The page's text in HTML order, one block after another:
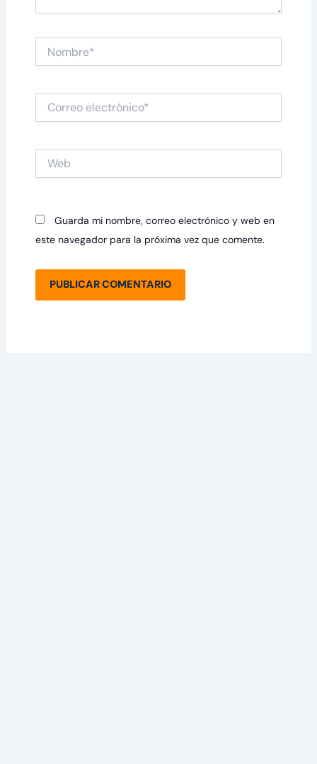
Correo
electrónico*
Guarda mi nombre, correo electrónico y web en
este navegador para la próxima vez que comente.